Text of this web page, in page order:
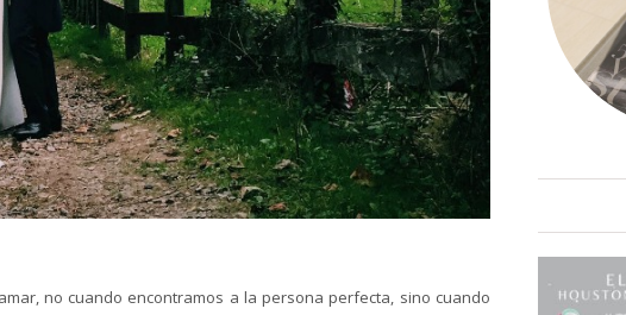
no cuando encontramos a la persona perfecta, sino cuando